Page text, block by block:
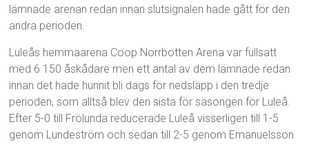
lämnade arenan redan innan slutsignalen hade gått för den
andra perioden.
Luleås hemmaarena Coop Norrbotten Arena var fullsatt
med 6 150 åskådare men ett antal av dem lämnade redan
innan det hade hunnit bli dags för nedsläpp i den tredje
perioden, som alltså blev den sista för säsongen för Luleå.
Efter 5-0 till Frölunda reducerade Luleå visserligen till 1-5
genom Lundeström och sedan till 2-5 genom Emanuelsson